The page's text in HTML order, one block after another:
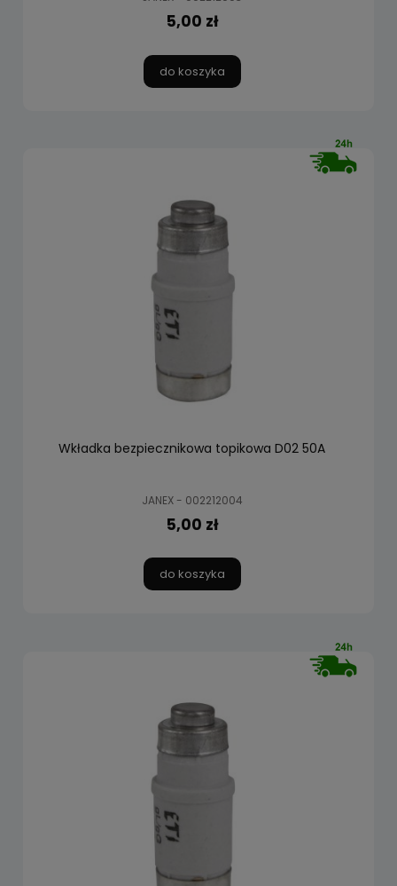
5,00 zł
do koszyka
Wkładka bezpiecznikowa topikowa D02 50A
JANEX - 002212004
5,00 zł
do koszyka